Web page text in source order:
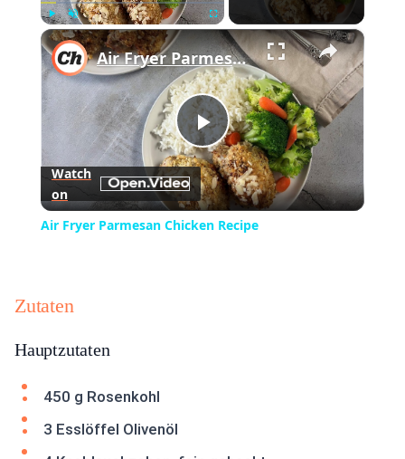
Play Unmute Fullscreen ×
Play
Video
Air Fryer Parmesan Chicken Recipe
Watch
on
Air Fryer Parmesan Chicken Recipe
Zutaten
Hauptzutaten
450 g Rosenkohl
3 Esslöffel Olivenöl